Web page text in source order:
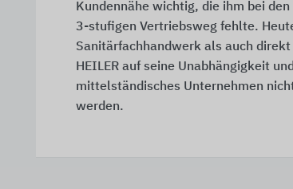
Kundennähe wichtig, die ihm bei
3-stufigen Vertriebsweg fehlte.
Sanitärfachhandwerk als auch
HEILER auf seine Unabhängigkeit
mittelständisches Unternehmen
werden.